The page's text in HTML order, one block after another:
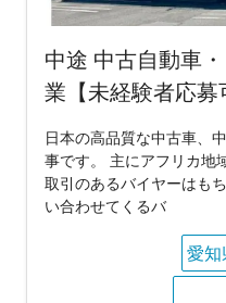
中途 中古自動車
業【未経験者応募
日本の高品質な中古車、
事です。 主にアフリカ地
取引のあるバイヤーはも
い合わせてくるバ
愛知